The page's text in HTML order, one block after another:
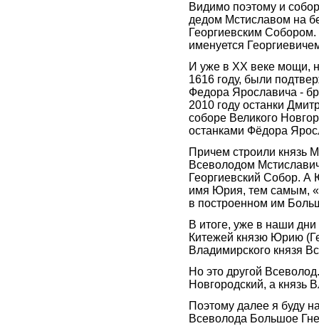
Видимо поэтому и
дедом Мстиславом на
Георгиевским
именуется
И уже в XX веке мощи,
1616 году, были
Федора Ярославича -
2010 году останки
соборе Великого
останками Фёдора
Причем строили князь
Всеволодом
Георгиевский Собор. А
имя Юрия, тем самым,
в построенном им
В итоге, уже в наши дни
Китежей князю Юрию
Владимирского князя
Но это другой
Новгородский, а князь
Поэтому далее я буду
Всеволода Большое